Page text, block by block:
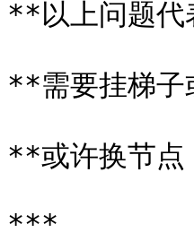
**以上问题代
**需要挂梯子
**或许换节
***